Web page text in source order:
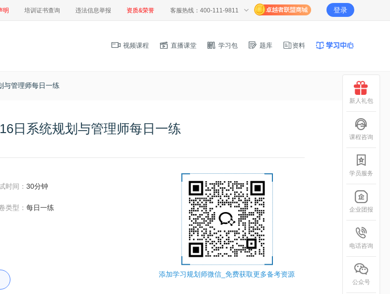
明 培训证书查询 违法信息举报 资质&荣誉 客服热线：400-111-9811 登录
视频课程 直播课堂 学习包 题库 资料
与管理师每日一练
日系统规划与管理师每日一练
时间： 30分钟
类型： 每日一练
添加学习规划师微信_免费获取更多备考资源
新人礼包
课程咨询
学员服务
企业团报
电话咨询
公众号